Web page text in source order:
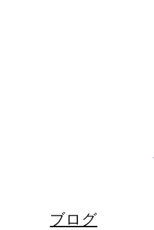
ブログ